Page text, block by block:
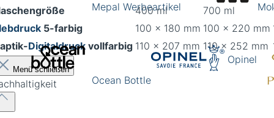
Mepal Werbeartikel
Ocean Bottle
Opinel
400 ml 700 ml
5-farbig 100 x 180 mm 100 x 220 mm
Digitaldruck vollfarbig 110 x 207 mm 110 x 252 mm
Menü schließen